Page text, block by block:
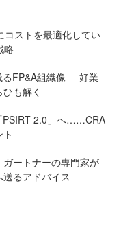
コストを最適化してい
略
るFP&A組織像──好業
も解く
PSIRT 2.0」へ……CRA
ートナーの専門家が
るアドバイス